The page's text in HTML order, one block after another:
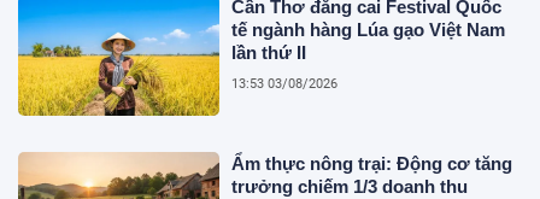
Cần Thơ đăng cai Festival Quốc
tế ngành hàng Lúa gạo Việt Nam
lần thứ II
13:53 03/08/2026
Ẩm thực nông trại: Động cơ tăng
trưởng chiếm 1/3 doanh thu